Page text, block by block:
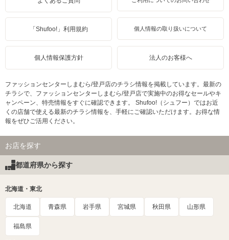
「Shufoo!」利用規約 個人情報の取り扱いについて
個人情報保護方針 法人のお客様へ
ファッションセンターしまむら/登戸店のチラシ情報を掲載しています。最新の
チラシで、ファッションセンターしまむら/登戸店で実施中のお得なセールやキ
ャンペーン、特売情報をすぐに確認できます。 Shufoo!（シュフー）ではお近
くの店舗で使える最新のチラシ情報を、手軽にご確認いただけます。お得な情
報をぜひご活用ください。
お店を探す
都道府県から探す
北海道・東北
北海道 青森県 岩手県 宮城県 秋田県 山形県
福島県